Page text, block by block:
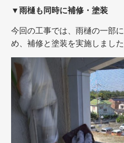
▼雨樋も同時に補修・塗装
今回の工事では、雨樋の一部
め、補修と塗装を実施しました